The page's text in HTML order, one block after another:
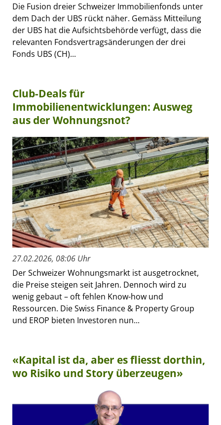
Die Fusion dreier Schweizer Immobilienfonds unter
dem Dach der UBS rückt näher. Gemäss Mitteilung
der UBS hat die Aufsichtsbehörde verfügt, dass die
relevanten Fondsvertragsänderungen der drei
Fonds UBS (CH)...
Club-Deals für
Immobilienentwicklungen: Ausweg
aus der Wohnungsnot?
27.02.2026, 08:06 Uhr
Der Schweizer Wohnungsmarkt ist ausgetrocknet,
die Preise steigen seit Jahren. Dennoch wird zu
wenig gebaut – oft fehlen Know-how und
Ressourcen. Die Swiss Finance & Property Group
und EROP bieten Investoren nun...
«Kapital ist da, aber es fliesst dorthin,
wo Risiko und Story überzeugen»